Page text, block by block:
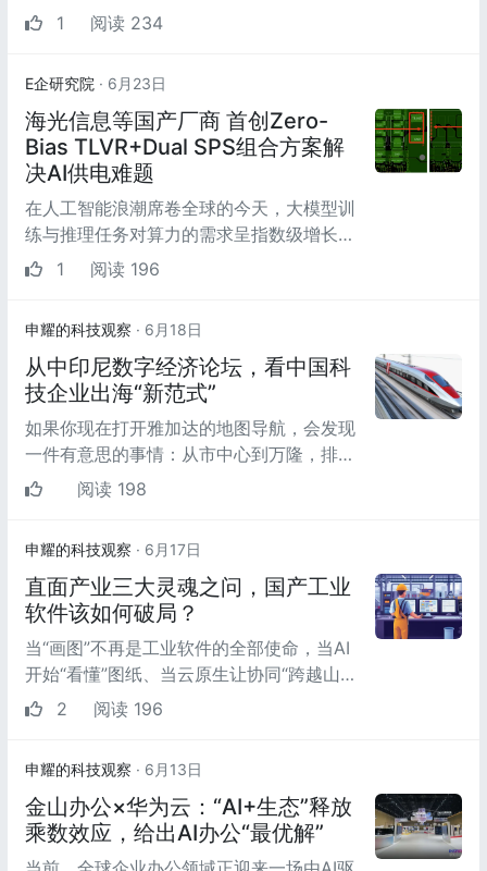
十，整体排名展现出极高的基座稳定性，各
1 阅读 234
E企研究院 · 6月23日
海光信息等国产厂商 首创Zero-
Bias TLVR+Dual SPS组合方案解
决AI供电难题
在人工智能浪潮席卷全球的今天，大模型训
练与推理任务对算力的需求呈指数级增长。
单颗GPU的功耗已突破2kW，CPU功耗也
1 阅读 196
申耀的科技观察 · 6月18日
从中印尼数字经济论坛，看中国科
技企业出海“新范式”
如果你现在打开雅加达的地图导航，会发现
一件有意思的事情：从市中心到万隆，排在
第一位的已经不是那条堵到让人崩溃的老国
阅读 198
申耀的科技观察 · 6月17日
直面产业三大灵魂之问，国产工业
软件该如何破局？
当“画图”不再是工业软件的全部使命，当AI
开始“看懂”图纸、当云原生让协同“跨越山
海”——一场关乎中国工业设计软件未来的
2 阅读 196
申耀的科技观察 · 6月13日
金山办公×华为云：“AI+生态”释放
乘数效应，给出AI办公“最优解”